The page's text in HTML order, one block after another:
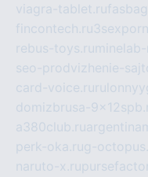
viagra-tablet.ru
fincontech.ru
rebus-toys.ru
seo-prodvizhenie-
card-voice.ru
domizbrusa-
a380club.ru
perk-oka.rug-
naruto-x.ru